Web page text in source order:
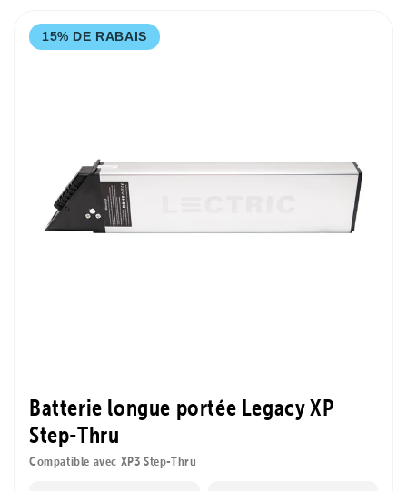
15% DE RABAIS
Batterie longue portée Legacy XP
Step-Thru
Compatible avec XP3 Step-Thru